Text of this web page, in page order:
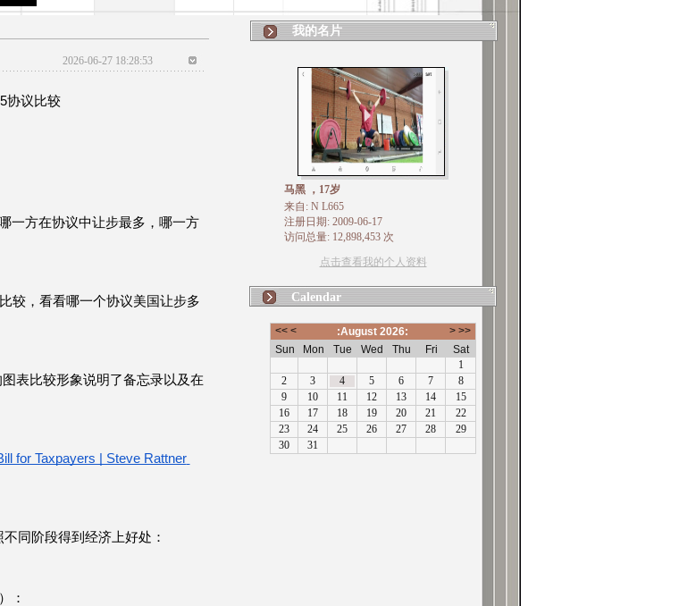
2026-06-27 18:28:53
协议比较
一方在协议中让步最多，哪一方
较，看看哪一个协议美国让步多
表比较形象说明了备忘录以及在
for Taxpayers | Steve Rattner
同阶段得到经济上好处：
：
我的名片
马黑 ，17岁
来自: N L665
注册日期: 2009-06-17
访问总量: 12,898,453 次
点击查看我的个人资料
Calendar